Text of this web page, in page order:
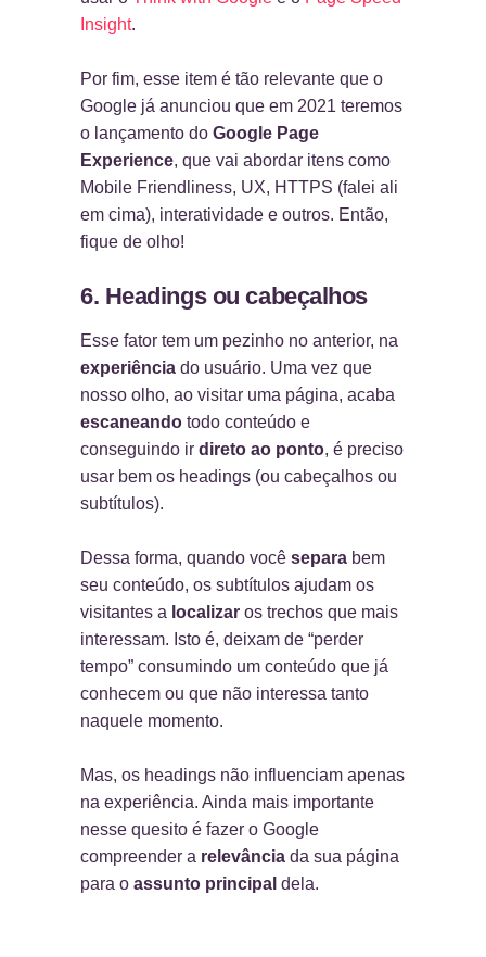
Insight.
Por fim, esse item é tão relevante que o
Google já anunciou que em 2021 teremos
o lançamento do Google Page
Experience, que vai abordar itens como
Mobile Friendliness, UX, HTTPS (falei ali
em cima), interatividade e outros. Então,
fique de olho!
6. Headings ou cabeçalhos
Esse fator tem um pezinho no anterior, na
experiência do usuário. Uma vez que
nosso olho, ao visitar uma página, acaba
escaneando todo conteúdo e
conseguindo ir direto ao ponto, é preciso
usar bem os headings (ou cabeçalhos ou
subtítulos).
Dessa forma, quando você separa bem
seu conteúdo, os subtítulos ajudam os
visitantes a localizar os trechos que mais
interessam. Isto é, deixam de “perder
tempo” consumindo um conteúdo que já
conhecem ou que não interessa tanto
naquele momento.
Mas, os headings não influenciam apenas
na experiência. Ainda mais importante
nesse quesito é fazer o Google
compreender a relevância da sua página
para o assunto principal dela.